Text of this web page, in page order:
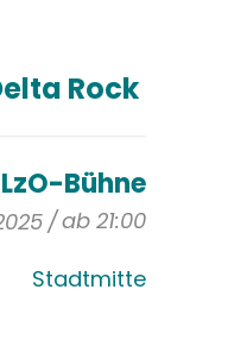
Rock
LzO-Bühne
ab 21:00
Stadtmitte